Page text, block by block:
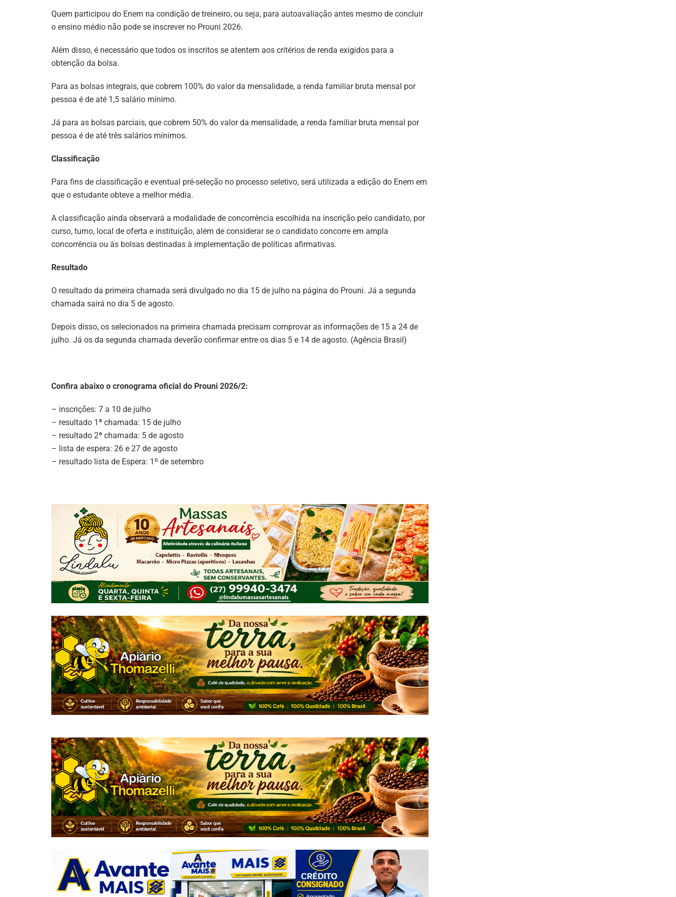
Quem participou do Enem na condição de treineiro, ou seja, para autoavaliação antes mesmo de concluir
o ensino médio não pode se inscrever no Prouni 2026.
Além disso, é necessário que todos os inscritos se atentem aos critérios de renda exigidos para a
obtenção da bolsa.
Para as bolsas integrais, que cobrem 100% do valor da mensalidade, a renda familiar bruta mensal por
pessoa é de até 1,5 salário mínimo.
Já para as bolsas parciais, que cobrem 50% do valor da mensalidade, a renda familiar bruta mensal por
pessoa é de até três salários mínimos.
Classificação
Para fins de classificação e eventual pré-seleção no processo seletivo, será utilizada a edição do Enem em
que o estudante obteve a melhor média.
A classificação ainda observará a modalidade de concorrência escolhida na inscrição pelo candidato, por
curso, turno, local de oferta e instituição, além de considerar se o candidato concorre em ampla
concorrência ou às bolsas destinadas à implementação de políticas afirmativas.
Resultado
O resultado da primeira chamada será divulgado no dia 15 de julho na página do Prouni. Já a segunda
chamada sairá no dia 5 de agosto.
Depois disso, os selecionados na primeira chamada precisam comprovar as informações de 15 a 24 de
julho. Já os da segunda chamada deverão confirmar entre os dias 5 e 14 de agosto. (Agência Brasil)
Confira abaixo o cronograma oficial do Prouni 2026/2:
– inscrições: 7 a 10 de julho
– resultado 1ª chamada: 15 de julho
– resultado 2ª chamada: 5 de agosto
– lista de espera: 26 e 27 de agosto
– resultado lista de Espera: 1º de setembro